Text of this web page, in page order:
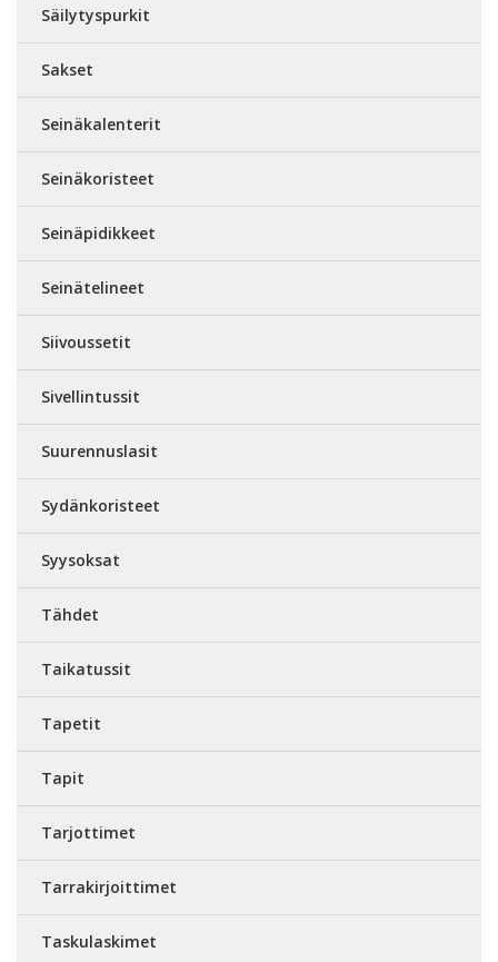
Säilytyspurkit
Sakset
Seinäkalenterit
Seinäkoristeet
Seinäpidikkeet
Seinätelineet
Siivoussetit
Sivellintussit
Suurennuslasit
Sydänkoristeet
Syysoksat
Tähdet
Taikatussit
Tapetit
Tapit
Tarjottimet
Tarrakirjoittimet
Taskulaskimet